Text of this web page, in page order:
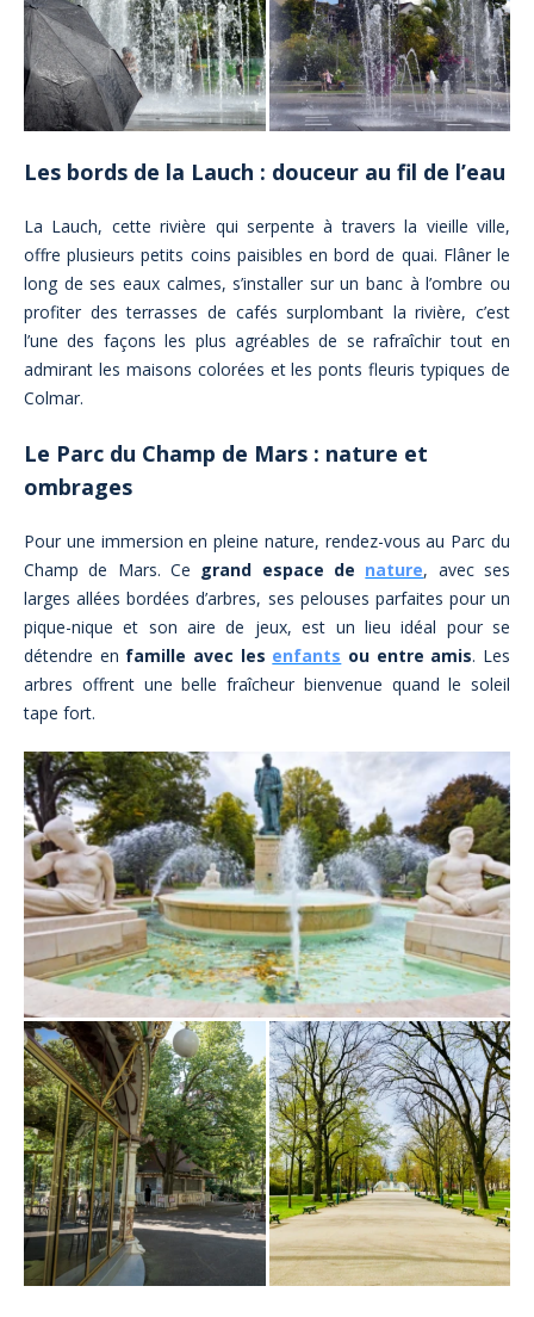
Les bords de la Lauch : douceur au fil de l’eau
La Lauch, cette rivière qui serpente à travers la vieille ville,
offre plusieurs petits coins paisibles en bord de quai. Flâner le
long de ses eaux calmes, s’installer sur un banc à l’ombre ou
profiter des terrasses de cafés surplombant la rivière, c’est
l’une des façons les plus agréables de se rafraîchir tout en
admirant les maisons colorées et les ponts fleuris typiques de
Colmar.
Le Parc du Champ de Mars : nature et
ombrages
Pour une immersion en pleine nature, rendez-vous au Parc du
Champ de Mars. Ce grand espace de nature, avec ses
larges allées bordées d’arbres, ses pelouses parfaites pour un
pique-nique et son aire de jeux, est un lieu idéal pour se
détendre en famille avec les enfants ou entre amis. Les
arbres offrent une belle fraîcheur bienvenue quand le soleil
tape fort.